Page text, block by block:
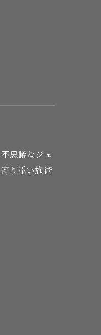
思議なジェ
り添い施術